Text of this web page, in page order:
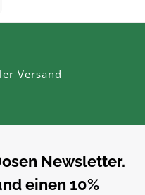
dosen.de.
Etiketten bequem online
Versand
Newsletter.
einen 10%